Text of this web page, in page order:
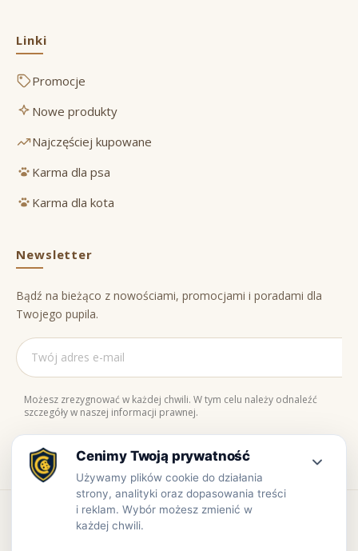
Linki
Promocje
Nowe produkty
Najczęściej kupowane
Karma dla psa
Karma dla kota
Newsletter
Bądź na bieżąco z nowościami, promocjami i poradami dla
Twojego pupila.
Możesz zrezygnować w każdej chwili. W tym celu należy odnaleźć
szczegóły w naszej informacji prawnej.
Naturalne składniki
100% jakości
Bezpieczne zakupy
Zaufaj nam
Copyright © www.prowiant.pl · powered by apify.pl
Bezpieczne płatności